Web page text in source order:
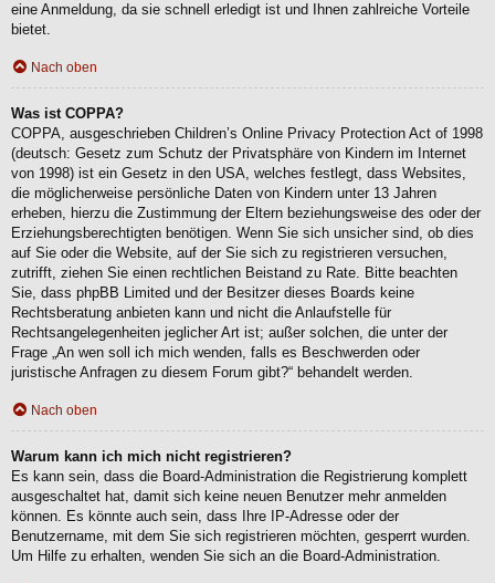
eine Anmeldung, da sie schnell erledigt ist und Ihnen zahlreiche Vorteile
bietet.
Nach oben
Was ist COPPA?
COPPA, ausgeschrieben Children’s Online Privacy Protection Act of 1998
(deutsch: Gesetz zum Schutz der Privatsphäre von Kindern im Internet
von 1998) ist ein Gesetz in den USA, welches festlegt, dass Websites,
die möglicherweise persönliche Daten von Kindern unter 13 Jahren
erheben, hierzu die Zustimmung der Eltern beziehungsweise des oder der
Erziehungsberechtigten benötigen. Wenn Sie sich unsicher sind, ob dies
auf Sie oder die Website, auf der Sie sich zu registrieren versuchen,
zutrifft, ziehen Sie einen rechtlichen Beistand zu Rate. Bitte beachten
Sie, dass phpBB Limited und der Besitzer dieses Boards keine
Rechtsberatung anbieten kann und nicht die Anlaufstelle für
Rechtsangelegenheiten jeglicher Art ist; außer solchen, die unter der
Frage „An wen soll ich mich wenden, falls es Beschwerden oder
juristische Anfragen zu diesem Forum gibt?“ behandelt werden.
Nach oben
Warum kann ich mich nicht registrieren?
Es kann sein, dass die Board-Administration die Registrierung komplett
ausgeschaltet hat, damit sich keine neuen Benutzer mehr anmelden
können. Es könnte auch sein, dass Ihre IP-Adresse oder der
Benutzername, mit dem Sie sich registrieren möchten, gesperrt wurden.
Um Hilfe zu erhalten, wenden Sie sich an die Board-Administration.